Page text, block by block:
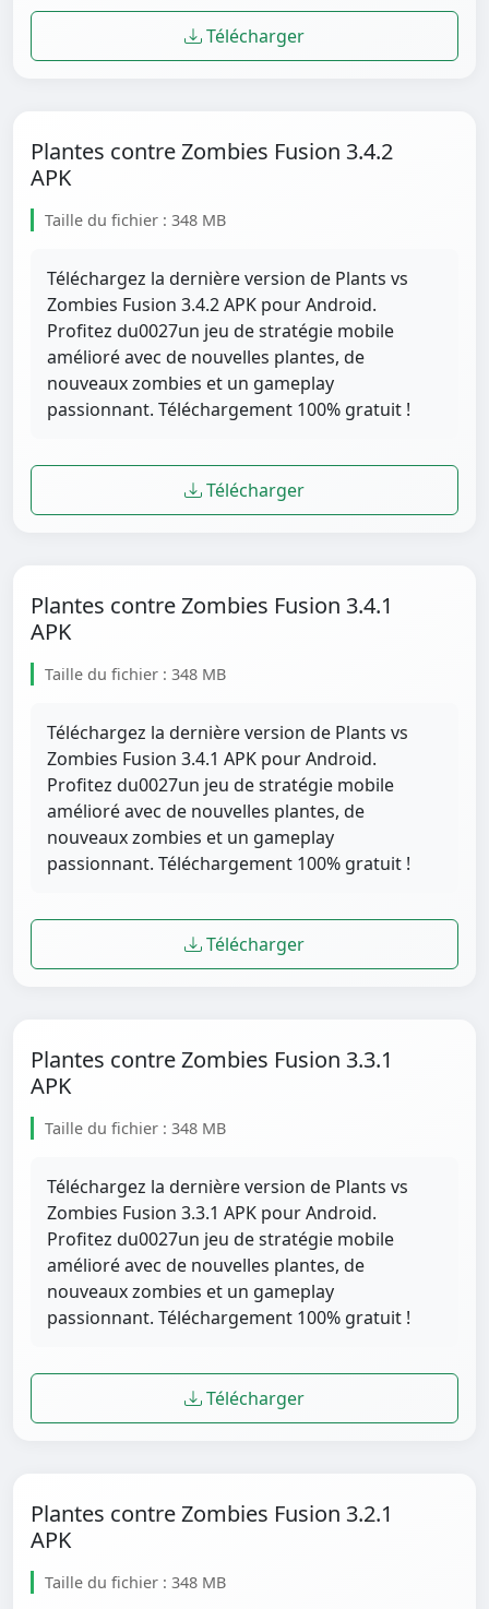
Télécharger
Plantes contre Zombies Fusion 3.4.2
APK
Taille du fichier : 348 MB
Téléchargez la dernière version de Plants vs
Zombies Fusion 3.4.2 APK pour Android.
Profitez du0027un jeu de stratégie mobile
amélioré avec de nouvelles plantes, de
nouveaux zombies et un gameplay
passionnant. Téléchargement 100% gratuit !
Télécharger
Plantes contre Zombies Fusion 3.4.1
APK
Taille du fichier : 348 MB
Téléchargez la dernière version de Plants vs
Zombies Fusion 3.4.1 APK pour Android.
Profitez du0027un jeu de stratégie mobile
amélioré avec de nouvelles plantes, de
nouveaux zombies et un gameplay
passionnant. Téléchargement 100% gratuit !
Télécharger
Plantes contre Zombies Fusion 3.3.1
APK
Taille du fichier : 348 MB
Téléchargez la dernière version de Plants vs
Zombies Fusion 3.3.1 APK pour Android.
Profitez du0027un jeu de stratégie mobile
amélioré avec de nouvelles plantes, de
nouveaux zombies et un gameplay
passionnant. Téléchargement 100% gratuit !
Télécharger
Plantes contre Zombies Fusion 3.2.1
APK
Taille du fichier : 348 MB